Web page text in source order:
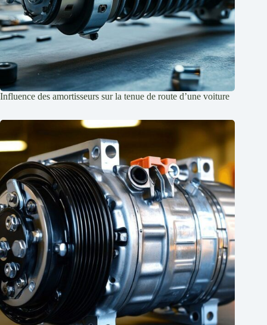
Influence des amortisseurs sur la tenue de route d’une voiture